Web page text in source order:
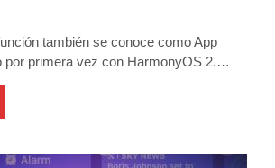
también se conoce como App
por primera vez con HarmonyOS 2.…